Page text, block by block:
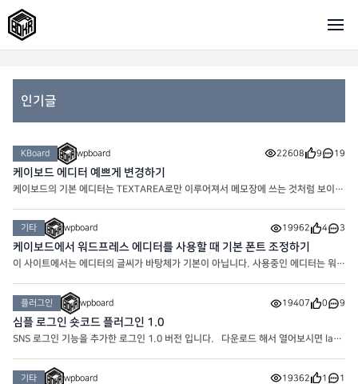
인기글
KBoard wpboard 22608 9 19
케이보드 에디터 예쁘게 변경하기
케이보드의 기본 에디터는 TEXTAREA로만 이루어져서 메모장에 쓰는 것처럼 보이기
재 워프보드의 게시판의 글쓰기 에디터는 위의 모양으로
기타 wpboard 19962 4 3
케이보드에서 워드프레스 에디터를 사용할 때 기본 폰트 조정하기
이 사이트에서는 에디터의 글씨가 바탕체가 기본이 아닙니다. 사용중인 에디터는 워드
습니다. 에디터의 폰트가 마음에 안들어서 썸머노트
플러그인 wpboard 19407 0 9
심플 로그인 숏코드 플러그인 1.0
SNS 로그인 기능을 추가한 로그인 1.0 버전 입니다. 다운로드 해서 열어보시면 layo
이아웃 입니다. 같은 폴더에 CSS에 원하시는 대로 코드를 적용
기타 wpboard 19362 1 1